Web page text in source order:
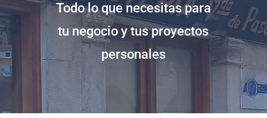
Todo lo que necesitas para
tu negocio y tus proyectos
personales